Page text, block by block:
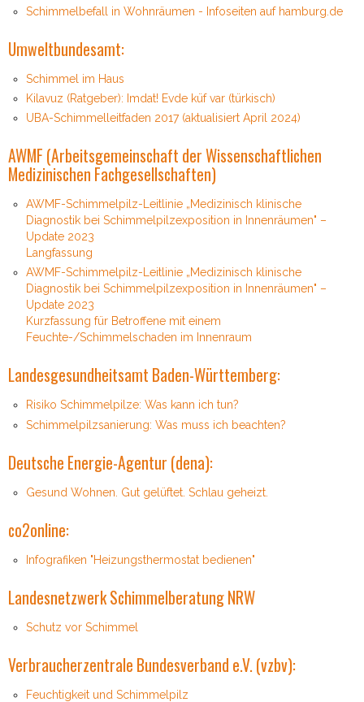
Schimmelbefall in Wohnräumen - Infoseiten auf hamburg.de
Umweltbundesamt:
Schimmel im Haus
Kilavuz (Ratgeber): Imdat! Evde küf var (türkisch)
UBA-Schimmelleitfaden 2017 (aktualisiert April 2024)
AWMF (Arbeitsgemeinschaft der Wissenschaftlichen
Medizinischen Fachgesellschaften)
AWMF-Schimmelpilz-Leitlinie „Medizinisch klinische
Diagnostik bei Schimmelpilzexposition in Innenräumen" –
Update 2023
Langfassung
AWMF-Schimmelpilz-Leitlinie „Medizinisch klinische
Diagnostik bei Schimmelpilzexposition in Innenräumen" –
Update 2023
Kurzfassung für Betroffene mit einem
Feuchte-/Schimmelschaden im Innenraum
Landesgesundheitsamt Baden-Württemberg:
Risiko Schimmelpilze: Was kann ich tun?
Schimmelpilzsanierung: Was muss ich beachten?
Deutsche Energie-Agentur (dena):
Gesund Wohnen. Gut gelüftet. Schlau geheizt.
co2online:
Infografiken "Heizungsthermostat bedienen"
Landesnetzwerk Schimmelberatung NRW
Schutz vor Schimmel
Verbraucherzentrale Bundesverband e.V. (vzbv):
Feuchtigkeit und Schimmelpilz